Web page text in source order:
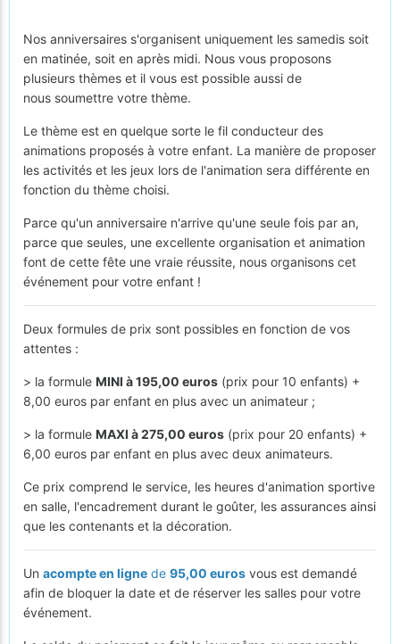
Nos anniversaires s'organisent uniquement les samedis soit
en matinée, soit en après midi. Nous vous proposons
plusieurs thèmes et il vous est possible aussi de
nous soumettre votre thème.
Le thème est en quelque sorte le fil conducteur des
animations proposés à votre enfant. La manière de proposer
les activités et les jeux lors de l'animation sera différente en
fonction du thème choisi.
Parce qu'un anniversaire n'arrive qu'une seule fois par an,
parce que seules, une excellente organisation et animation
font de cette fête une vraie réussite, nous organisons cet
événement pour votre enfant !
Deux formules de prix sont possibles en fonction de vos
attentes :
> la formule MINI à 195,00 euros (prix pour 10 enfants) +
8,00 euros par enfant en plus avec un animateur ;
> la formule MAXI à 275,00 euros (prix pour 20 enfants) +
6,00 euros par enfant en plus avec deux animateurs.
Ce prix comprend le service, les heures d'animation sportive
en salle, l'encadrement durant le goûter, les assurances ainsi
que les contenants et la décoration.
Un acompte en ligne de 95,00 euros vous est demandé
afin de bloquer la date et de réserver les salles pour votre
événement.